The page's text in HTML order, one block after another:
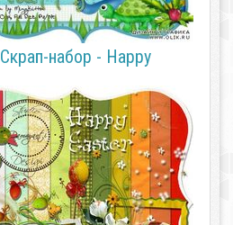
Скрап-набор - Happy